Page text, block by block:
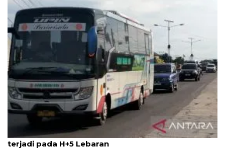
Dishub sebut puncak arus balik di Indramayu
terjadi pada H+5 Lebaran